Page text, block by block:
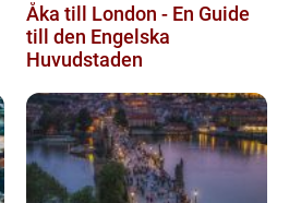
Åka till London - En Guide
till den Engelska
Huvudstaden